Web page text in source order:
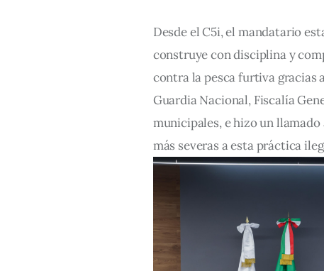
Desde el C5i, el mandatario
construye con disciplina y
contra la pesca furtiva gracias
Guardia Nacional, Fiscalía
municipales, e hizo un
más severas a esta práctica